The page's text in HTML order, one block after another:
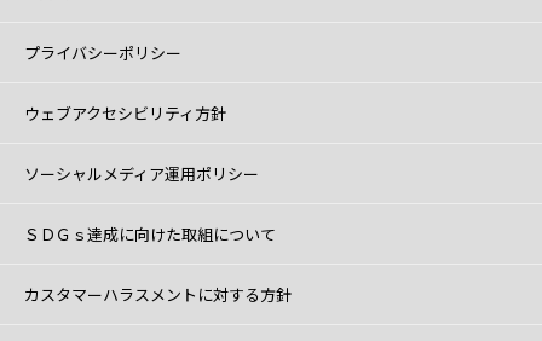
プライバシーポリシー
ウェブアクセシビリティ方針
ソーシャルメディア運用ポリシー
ＳＤＧｓ達成に向けた取組について
カスタマーハラスメントに対する方針